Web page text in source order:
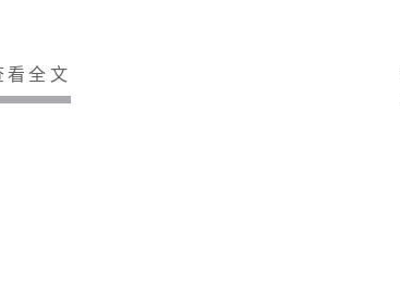
看全文